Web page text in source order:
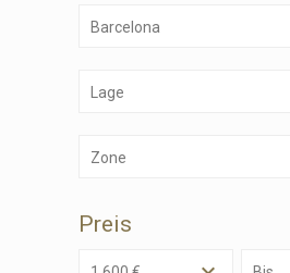
Barcelona
Lage
Zone
Preis